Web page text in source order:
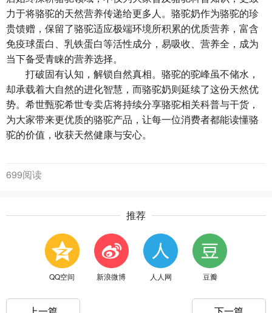
力于将骆驼的天然营养传递给更多人。骆驼奶作为骆驼的珍
贵馈赠，保留了骆驼适应极端环境所积累的优质营养，富含
免疫球蛋白、乳铁蛋白等活性成分，易吸收、营养全，成为
当下备受青睐的营养选择。
打破固有认知，解锁自然真相。骆驼的驼峰虽不储水，
却承载着大自然的进化智慧，而骆驼奶则延续了这份天然优
势。希世甄驼希世专卖店将持续分享骆驼相关科普与干货，
为大家带来更优质的骆驼产品，让每一位消费者都能读懂骆
驼的价值，收获天然健康与安心。
699阅读
推荐
QQ空间 新浪微博 人人网 豆瓣